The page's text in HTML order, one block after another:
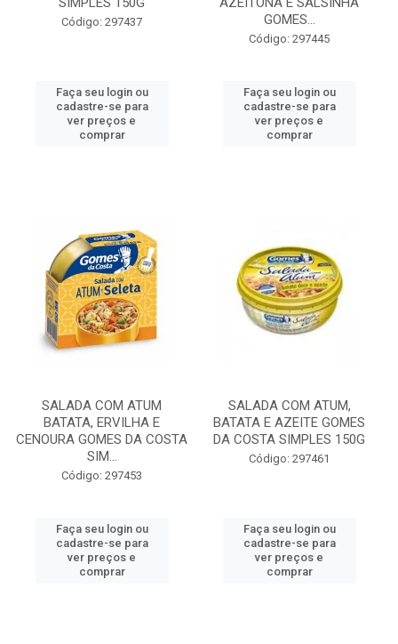
Código: 297437
Faça seu login ou
cadastre-se para
ver preços e
comprar
GOMES...
Código: 297445
Faça seu login ou
cadastre-se para
ver preços e
comprar
SALADA COM ATUM
BATATA, ERVILHA E
CENOURA GOMES DA COSTA
SIM...
Código: 297453
Faça seu login ou
cadastre-se para
ver preços e
comprar
SALADA COM ATUM,
BATATA E AZEITE GOMES
DA COSTA SIMPLES 150G
Código: 297461
Faça seu login ou
cadastre-se para
ver preços e
comprar